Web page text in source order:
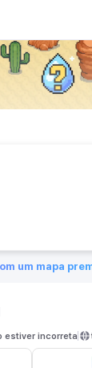
um mapa
estiver incorreta